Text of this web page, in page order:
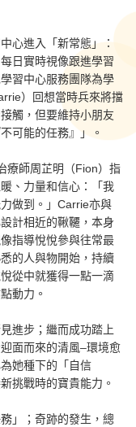
心進入「新常態」：
日實時視像跟進學習
習中心服務團隊為學
）回想當時兵來將擋
觸，但要維持小朋友
可能的任務』」。
療師周芷明（Fion）指
、力量和信心：「我
做到。」Carrie亦與
計相近的鞦韆，本身
指導悅悅參與往常最
的人與物開始，持續
從中就獲得一點一滴
動力。
進步；繼而成功踏上
面而來的清風–環境愈
她種下的「自信
挑戰時的寶貴能力。
」；奇跡的發生，總